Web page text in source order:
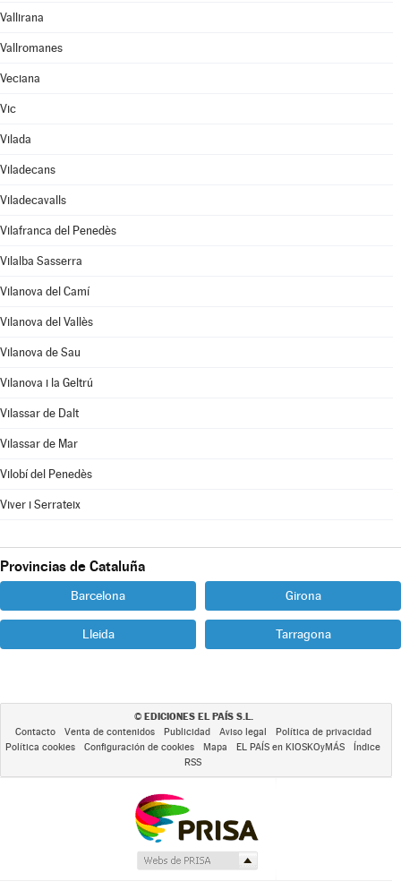
Vallirana
Vallromanes
Veciana
Vic
Vilada
Viladecans
Viladecavalls
Vilafranca del Penedès
Vilalba Sasserra
Vilanova del Camí
Vilanova del Vallès
Vilanova de Sau
Vilanova i la Geltrú
Vilassar de Dalt
Vilassar de Mar
Vilobí del Penedès
Viver i Serrateix
Provincias de Cataluña
Barcelona Girona
Lleida Tarragona
© EDICIONES EL PAÍS S.L.
Contacto Venta de contenidos Publicidad Aviso legal
Política de privacidad
Política cookies
Configuración de cookies Mapa EL PAÍS en KIOSKOyMÁS
Índice
RSS